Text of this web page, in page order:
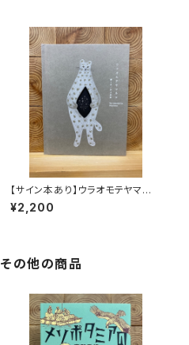
【サイン本あり】ウラオモテヤマネ
コ
¥2,200
その他の商品